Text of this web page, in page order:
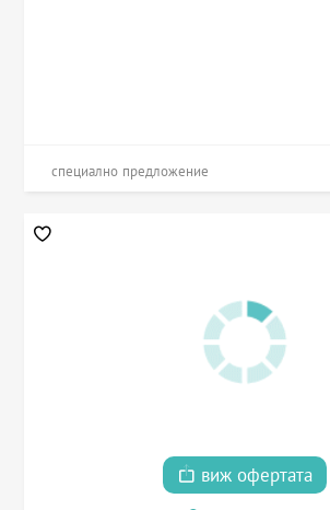
специално предложение
виж офертата